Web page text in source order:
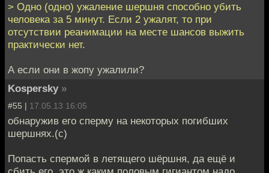
> Одно (одно) ужаление шершня способно убить
человека за 5 минут. Если 2 ужалят, то при
отсутствии реанимации на месте шансов выжить
практически нет.
А если они в жопу ужалили?
Kospersky »
#55 | 17.05.13 16:05
обнаружив его сперму на некоторых погибших
шершнях.(с)
Попасть спермой в летящего шёршня, да ещё и